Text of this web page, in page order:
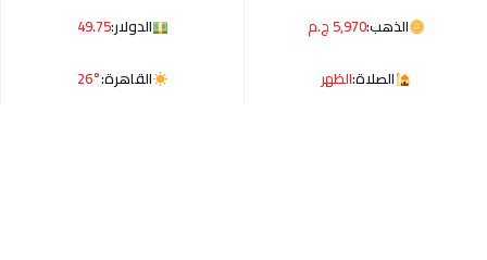
الذهب:5,970 ج.م الدولار:49.75
الصلاة:الظهر القاهرة:26°